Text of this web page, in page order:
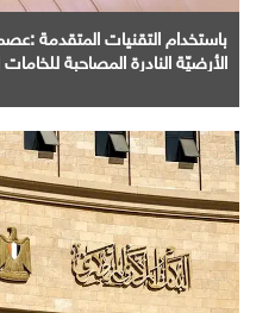
باستخدام التقنيات المتقدمة
الأرضيّة النادرة المصاحبة للخامات